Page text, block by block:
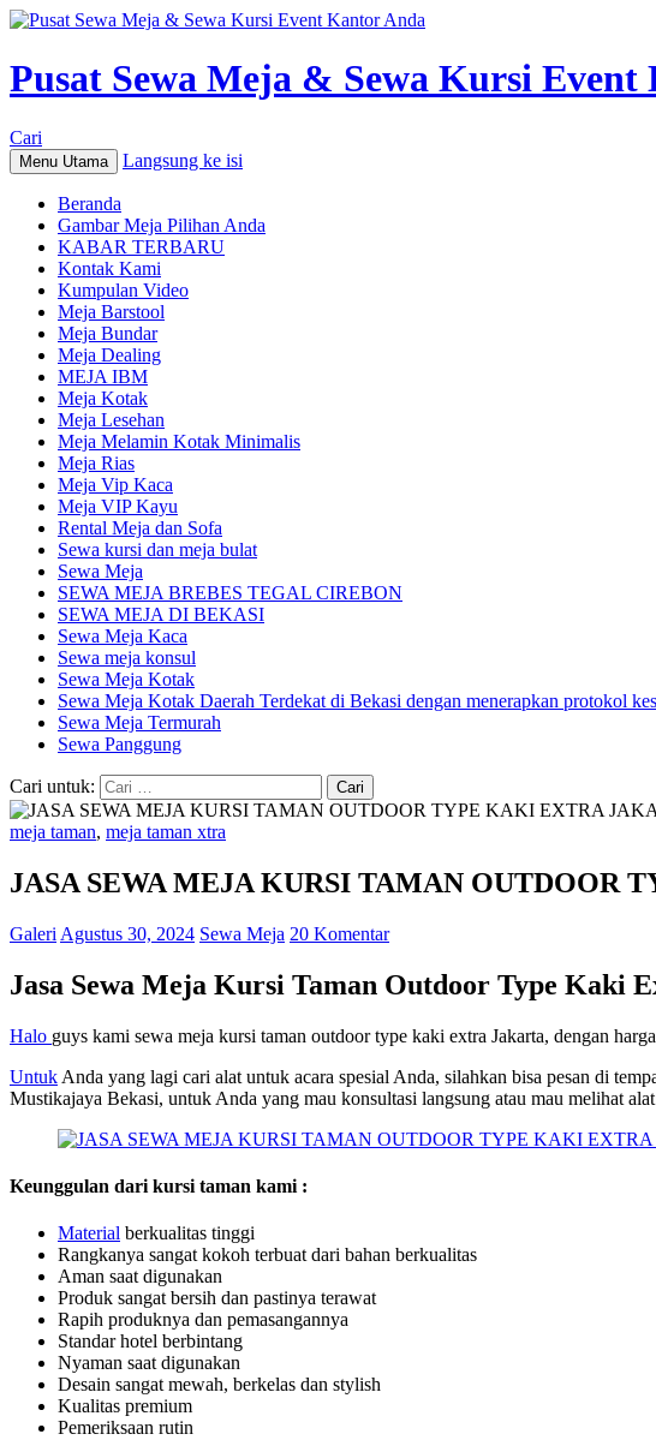
Pusat Sewa Meja & Sewa Kursi
Cari
Menu Utama Langsung ke isi
Beranda
Gambar Meja Pilihan Anda
KABAR TERBARU
Kontak Kami
Kumpulan Video
Meja Barstool
Meja Bundar
Meja Dealing
MEJA IBM
Meja Kotak
Meja Lesehan
Meja Melamin Kotak Minimalis
Meja Rias
Meja Vip Kaca
Meja VIP Kayu
Rental Meja dan Sofa
Sewa kursi dan meja bulat
Sewa Meja
SEWA MEJA BREBES TEGAL CIREBON
SEWA MEJA DI BEKASI
Sewa Meja Kaca
Sewa meja konsul
Sewa Meja Kotak
Sewa Meja Kotak Daerah Terdekat di Bekasi dengan menerapkan protokol
Sewa Meja Termurah
Sewa Panggung
Cari untuk:
meja taman, meja taman xtra
JASA SEWA MEJA KURSI TAMAN OUTDOOR
Galeri Agustus 30, 2024 Sewa Meja 20 Komentar
Jasa Sewa Meja Kursi Taman Outdoor Type Kaki
Halo guys kami sewa meja kursi taman outdoor type kaki extra Jakarta, dengan
Untuk Anda yang lagi cari alat untuk acara spesial Anda, silahkan bisa pesan di
Mustikajaya Bekasi, untuk Anda yang mau konsultasi langsung atau mau melihat
Keunggulan dari kursi taman kami :
Material berkualitas tinggi
Rangkanya sangat kokoh terbuat dari bahan berkualitas
Aman saat digunakan
Produk sangat bersih dan pastinya terawat
Rapih produknya dan pemasangannya
Standar hotel berbintang
Nyaman saat digunakan
Desain sangat mewah, berkelas dan stylish
Kualitas premium
Pemeriksaan rutin